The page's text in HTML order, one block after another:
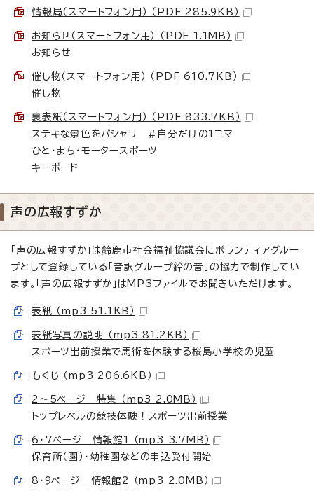
情報局（スマートフォン用） （PDF 285.9KB）
お知らせ（スマートフォン用） （PDF 1.1MB）
お知らせ
催し物（スマートフォン用） （PDF 610.7KB）
催し物
裏表紙（スマートフォン用） （PDF 833.7KB）
ステキな景色をパシャリ ＃自分だけの1コマ
ひと・まち・モータースポーツ
キーボード
声の広報すずか
「声の広報すずか」は鈴鹿市社会福祉協議会にボランティアグルー
プとして登録している「音訳グループ鈴の音」の協力で制作してい
ます。「声の広報すずか」はMP3ファイルでお聞きいただけます。
表紙 （mp3 51.1KB）
表紙写真の説明 （mp3 81.2KB）
スポーツ出前授業で馬術を体験する桜島小学校の児童
もくじ （mp3 206.6KB）
2～5ページ 特集 （mp3 2.0MB）
トップレベルの競技体験！スポーツ出前授業
6・7ページ 情報館1 （mp3 3.7MB）
保育所（園）・幼稚園などの申込受付開始
8・9ページ 情報館2 （mp3 2.0MB）